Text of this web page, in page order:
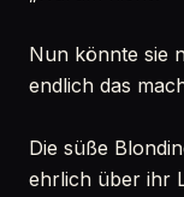
Nun könnte sie
endlich das
Die süße
ehrlich über ihr